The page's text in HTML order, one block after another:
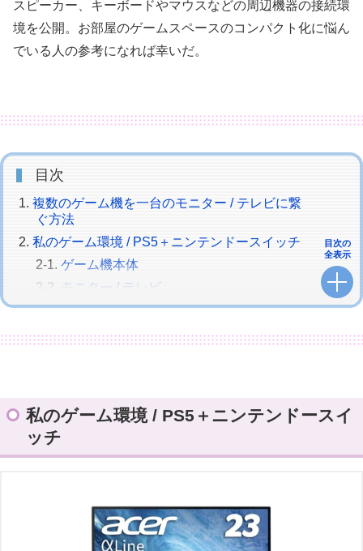
スピーカー、キーボードやマウスなどの周辺機器の接続環
境を公開。お部屋のゲームスペースのコンパクト化に悩ん
でいる人の参考になれば幸いだ。
目次
複数のゲーム機を一台のモニター / テレビに繋
ぐ方法
私のゲーム環境 / PS5＋ニンテンドースイッチ
ゲーム機本体
モニター / テレビ
HDMI切替器 / セレクター
USB切替器 / セレクター
目次の
全表示
私のゲーム環境 / PS5＋ニンテンドースイ
ッチ